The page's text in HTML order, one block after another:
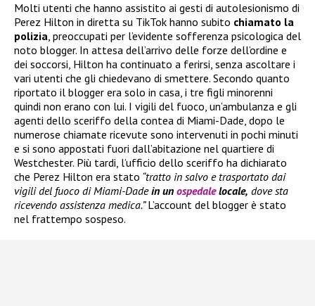
Molti utenti che hanno assistito ai gesti di autolesionismo di
Perez Hilton in diretta su TikTok hanno subito chiamato la
polizia, preoccupati per l’evidente sofferenza psicologica del
noto blogger. In attesa dell’arrivo delle forze dell’ordine e
dei soccorsi, Hilton ha continuato a ferirsi, senza ascoltare i
vari utenti che gli chiedevano di smettere. Secondo quanto
riportato il blogger era solo in casa, i tre figli minorenni
quindi non erano con lui. I vigili del fuoco, un’ambulanza e gli
agenti dello sceriffo della contea di Miami-Dade, dopo le
numerose chiamate ricevute sono intervenuti in pochi minuti
e si sono appostati fuori dall’abitazione nel quartiere di
Westchester. Più tardi, l’ufficio dello sceriffo ha dichiarato
che Perez Hilton era stato “tratto in salvo e trasportato dai
vigili del fuoco di Miami-Dadein un ospedalelocale, dove sta
ricevendo assistenza medica.”L’account del blogger è stato
nel frattempo sospeso.